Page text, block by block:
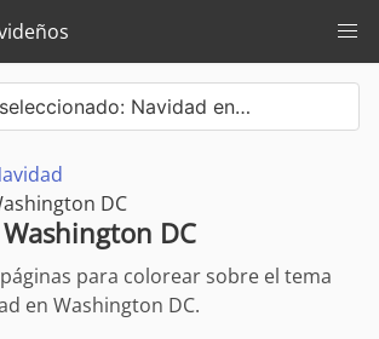
DC
Navidad en…
DC
para colorear sobre el tema
en Washington DC.